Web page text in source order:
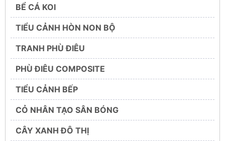
BỂ CÁ KOI
TIỂU CẢNH HÒN NON BỘ
TRANH PHÙ ĐIÊU
PHÙ ĐIÊU COMPOSITE
TIỂU CẢNH BẾP
CỎ NHÂN TẠO SÂN BÓNG
CÂY XANH ĐÔ THỊ